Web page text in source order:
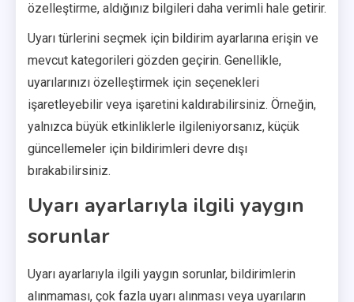
özelleştirme, aldığınız bilgileri daha verimli hale getirir.
Uyarı türlerini seçmek için bildirim ayarlarına erişin ve
mevcut kategorileri gözden geçirin. Genellikle,
uyarılarınızı özelleştirmek için seçenekleri
işaretleyebilir veya işaretini kaldırabilirsiniz. Örneğin,
yalnızca büyük etkinliklerle ilgileniyorsanız, küçük
güncellemeler için bildirimleri devre dışı
bırakabilirsiniz.
Uyarı ayarlarıyla ilgili yaygın
sorunlar
Uyarı ayarlarıyla ilgili yaygın sorunlar, bildirimlerin
alınmaması, çok fazla uyarı alınması veya uyarıların